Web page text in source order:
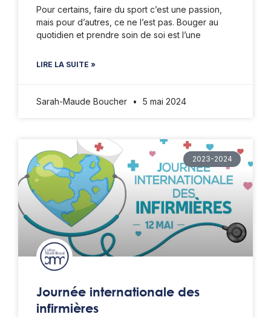
Pour certains, faire du sport c’est une passion,
mais pour d’autres, ce ne l’est pas. Bouger au
quotidien et prendre soin de soi est l’une
LIRE LA SUITE »
Sarah-Maude Boucher 5 mai 2024
2023-2024
Journée internationale des
infirmières